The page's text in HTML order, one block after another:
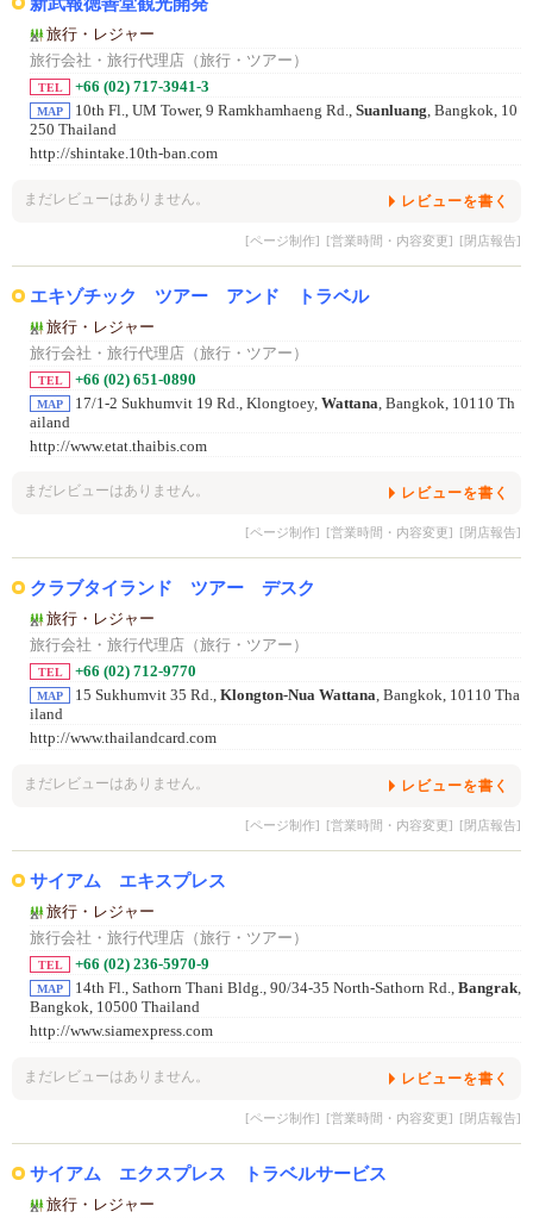
旅行・レジャー
旅行会社・旅行代理店（旅行・ツアー）
TEL +66 (02) 717-3941-3
MAP 10th Fl., UM Tower, 9 Ramkhamhaeng Rd., Suanluang, Bangkok, 10
250 Thailand
http://shintake.10th-ban.com
まだレビューはありません。 レビューを書く
[ページ制作] [営業時間・内容変更] [閉店報告]
エキゾチック ツアー アンド トラベル
旅行・レジャー
旅行会社・旅行代理店（旅行・ツアー）
TEL +66 (02) 651-0890
MAP 17/1-2 Sukhumvit 19 Rd., Klongtoey, Wattana , Bangkok, 10110 Th
ailand
http://www.etat.thaibis.com
まだレビューはありません。 レビューを書く
[ページ制作] [営業時間・内容変更] [閉店報告]
クラブタイランド ツアー デスク
旅行・レジャー
旅行会社・旅行代理店（旅行・ツアー）
TEL +66 (02) 712-9770
MAP 15 Sukhumvit 35 Rd., Klongton-Nua Wattana, Bangkok, 10110 Tha
iland
http://www.thailandcard.com
まだレビューはありません。 レビューを書く
[ページ制作] [営業時間・内容変更] [閉店報告]
サイアム エキスプレス
旅行・レジャー
旅行会社・旅行代理店（旅行・ツアー）
TEL +66 (02) 236-5970-9
MAP 14th Fl., Sathorn Thani Bldg., 90/34-35 North-Sathorn Rd., Bangrak,
Bangkok, 10500 Thailand
http://www.siamexpress.com
まだレビューはありません。 レビューを書く
[ページ制作] [営業時間・内容変更] [閉店報告]
サイアム エクスプレス トラベルサービス
旅行・レジャー